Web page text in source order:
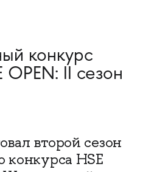
конкурс
OPEN: II сезон
второй сезон
HSE